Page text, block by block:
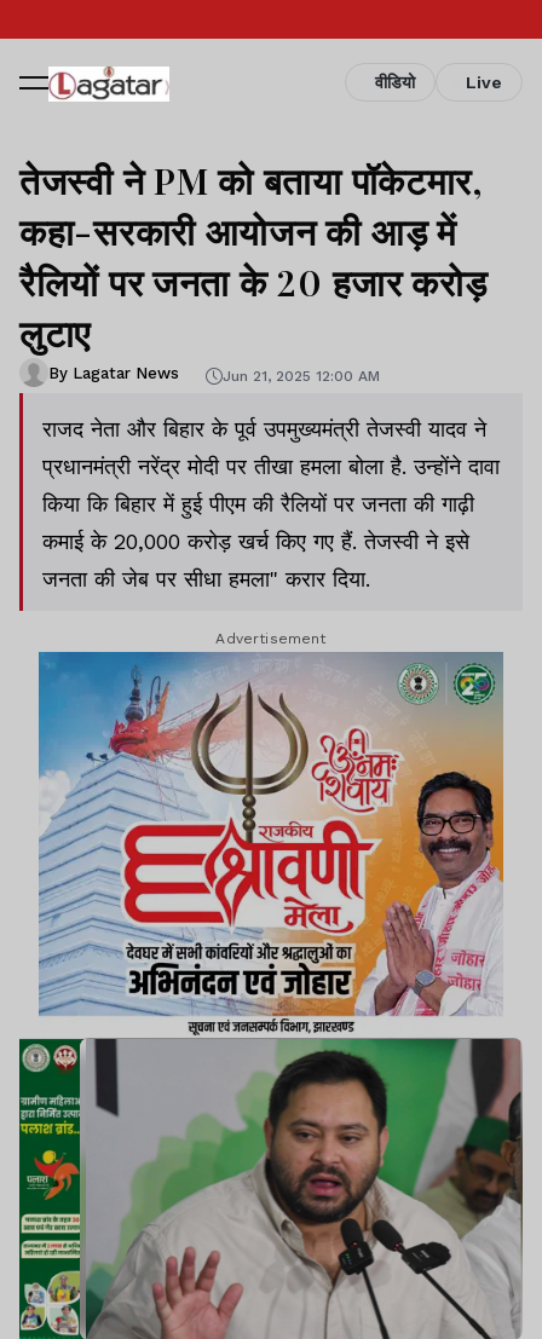
वीडियो Live
तेजस्वी ने PM को बताया पॉकेटमार,
कहा-सरकारी आयोजन की आड़ में
रैलियों पर जनता के 20 हजार करोड़
लुटाए
By Lagatar News Jun 21, 2025 12:00 AM
राजद नेता और बिहार के पूर्व उपमुख्यमंत्री तेजस्वी यादव ने
प्रधानमंत्री नरेंद्र मोदी पर तीखा हमला बोला है. उन्होंने दावा
किया कि बिहार में हुई पीएम की रैलियों पर जनता की गाढ़ी
कमाई के 20,000 करोड़ खर्च किए गए हैं. तेजस्वी ने इसे
जनता की जेब पर सीधा हमला" करार दिया.
Advertisement